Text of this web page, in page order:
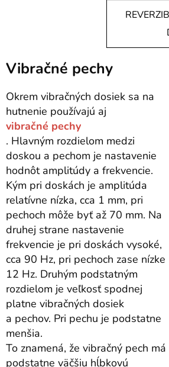
Vibračné pechy
Okrem vibračných dosiek sa na
hutnenie používajú aj
vibračné pechy
. Hlavným rozdielom medzi
doskou a pechom je nastavenie
hodnôt amplitúdy a frekvencie.
Kým pri doskách je amplitúda
relatívne nízka, cca 1 mm, pri
pechoch môže byť až 70 mm. Na
druhej strane nastavenie
frekvencie je pri doskách vysoké,
cca 90 Hz, pri pechoch zase nízke
12 Hz. Druhým podstatným
rozdielom je veľkosť spodnej
platne vibračných dosiek
a pechov. Pri pechu je podstatne
menšia.
To znamená, že vibračný pech má
podstatne väčšiu hĺbkovú